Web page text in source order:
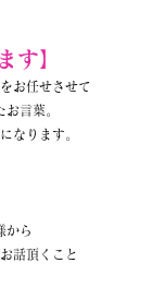
す】
お任せさせて
言葉。
なります。
から
話頂くこと